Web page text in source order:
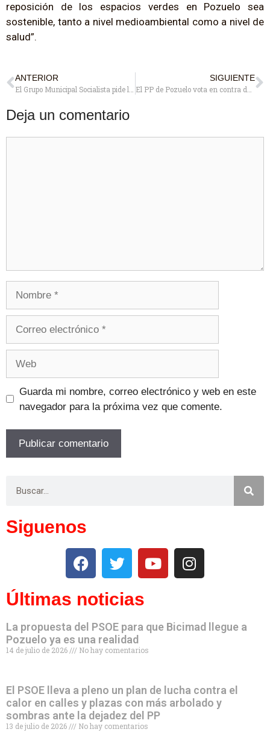
reposición de los espacios verdes en Pozuelo sea
sostenible, tanto a nivel medioambiental como a nivel de
salud”.
ANTERIOR
SIGUIENTE
Deja un comentario
Guarda mi nombre, correo electrónico y web en este
navegador para la próxima vez que comente.
Siguenos
Últimas noticias
La propuesta del PSOE para que Bicimad llegue a
Pozuelo ya es una realidad
14 de julio de 2026 No hay comentarios
El PSOE lleva a pleno un plan de lucha contra el
calor en calles y plazas con más arbolado y
sombras ante la dejadez del PP
13 de julio de 2026 No hay comentarios